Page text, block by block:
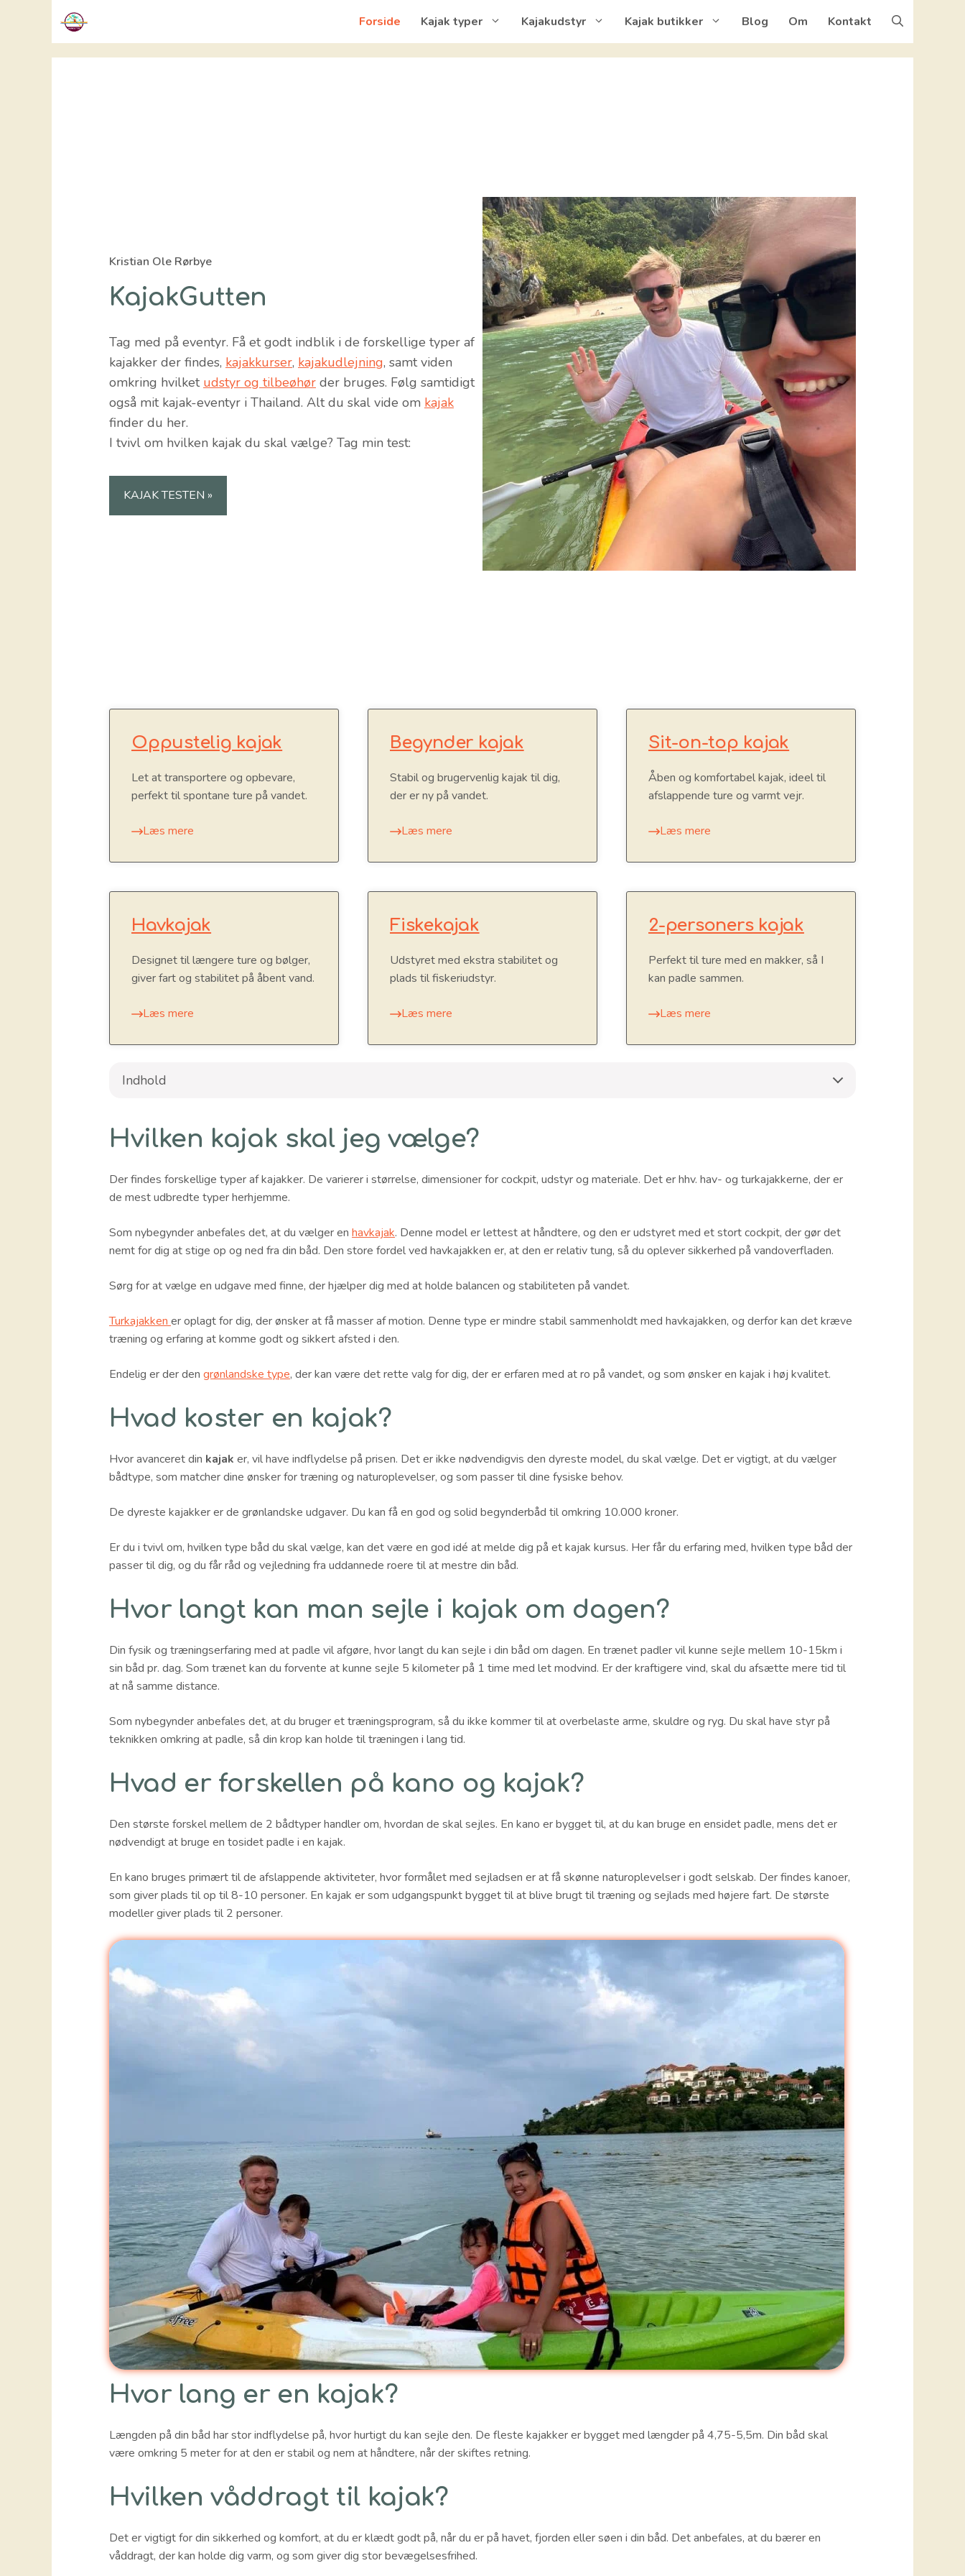
Forside Kajak typer Kajakudstyr Kajak butikker Blog Om Kontakt
Kristian Ole Rørbye
KajakGutten
Tag med på eventyr. Få et godt indblik i de forskellige typer af
kajakker der findes, kajakkurser, kajakudlejning, samt viden
omkring hvilket udstyr og tilbeøhør der bruges. Følg samtidigt
også mit kajak-eventyr i Thailand. Alt du skal vide om kajak
finder du her.
I tvivl om hvilken kajak du skal vælge? Tag min test:
KAJAK TESTEN »
Oppustelig kajak
Let at transportere og opbevare,
perfekt til spontane ture på vandet.
Læs mere
Begynder kajak
Stabil og brugervenlig kajak til dig,
der er ny på vandet.
Læs mere
Sit-on-top kajak
Åben og komfortabel kajak, ideel til
afslappende ture og varmt vejr.
Læs mere
Havkajak
Designet til længere ture og bølger,
giver fart og stabilitet på åbent vand.
Læs mere
Fiskekajak
Udstyret med ekstra stabilitet og
plads til fiskeriudstyr.
Læs mere
2-personers kajak
Perfekt til ture med en makker, så I
kan padle sammen.
Læs mere
Indhold
Hvilken kajak skal jeg vælge?
Der findes forskellige typer af kajakker. De varierer i størrelse, dimensioner for cockpit, udstyr og materiale. Det er hhv. hav- og turkajakkerne, der er
de mest udbredte typer herhjemme.
Som nybegynder anbefales det, at du vælger en havkajak. Denne model er lettest at håndtere, og den er udstyret med et stort cockpit, der gør det
nemt for dig at stige op og ned fra din båd. Den store fordel ved havkajakken er, at den er relativ tung, så du oplever sikkerhed på vandoverfladen.
Sørg for at vælge en udgave med finne, der hjælper dig med at holde balancen og stabiliteten på vandet.
Turkajakken er oplagt for dig, der ønsker at få masser af motion. Denne type er mindre stabil sammenholdt med havkajakken, og derfor kan det kræve
træning og erfaring at komme godt og sikkert afsted i den.
Endelig er der den grønlandske type, der kan være det rette valg for dig, der er erfaren med at ro på vandet, og som ønsker en kajak i høj kvalitet.
Hvad koster en kajak?
Hvor avanceret din kajak er, vil have indflydelse på prisen. Det er ikke nødvendigvis den dyreste model, du skal vælge. Det er vigtigt, at du vælger
bådtype, som matcher dine ønsker for træning og naturoplevelser, og som passer til dine fysiske behov.
De dyreste kajakker er de grønlandske udgaver. Du kan få en god og solid begynderbåd til omkring 10.000 kroner.
Er du i tvivl om, hvilken type båd du skal vælge, kan det være en god idé at melde dig på et kajak kursus. Her får du erfaring med, hvilken type båd der
passer til dig, og du får råd og vejledning fra uddannede roere til at mestre din båd.
Hvor langt kan man sejle i kajak om dagen?
Din fysik og træningserfaring med at padle vil afgøre, hvor langt du kan sejle i din båd om dagen. En trænet padler vil kunne sejle mellem 10-15km i
sin båd pr. dag. Som trænet kan du forvente at kunne sejle 5 kilometer på 1 time med let modvind. Er der kraftigere vind, skal du afsætte mere tid til
at nå samme distance.
Som nybegynder anbefales det, at du bruger et træningsprogram, så du ikke kommer til at overbelaste arme, skuldre og ryg. Du skal have styr på
teknikken omkring at padle, så din krop kan holde til træningen i lang tid.
Hvad er forskellen på kano og kajak?
Den største forskel mellem de 2 bådtyper handler om, hvordan de skal sejles. En kano er bygget til, at du kan bruge en ensidet padle, mens det er
nødvendigt at bruge en tosidet padle i en kajak.
En kano bruges primært til de afslappende aktiviteter, hvor formålet med sejladsen er at få skønne naturoplevelser i godt selskab. Der findes kanoer,
som giver plads til op til 8-10 personer. En kajak er som udgangspunkt bygget til at blive brugt til træning og sejlads med højere fart. De største
modeller giver plads til 2 personer.
Hvor lang er en kajak?
Længden på din båd har stor indflydelse på, hvor hurtigt du kan sejle den. De fleste kajakker er bygget med længder på 4,75-5,5m. Din båd skal
være omkring 5 meter for at den er stabil og nem at håndtere, når der skiftes retning.
Hvilken våddragt til kajak?
Det er vigtigt for din sikkerhed og komfort, at du er klædt godt på, når du er på havet, fjorden eller søen i din båd. Det anbefales, at du bærer en
våddragt, der kan holde dig varm, og som giver dig stor bevægelsesfrihed.